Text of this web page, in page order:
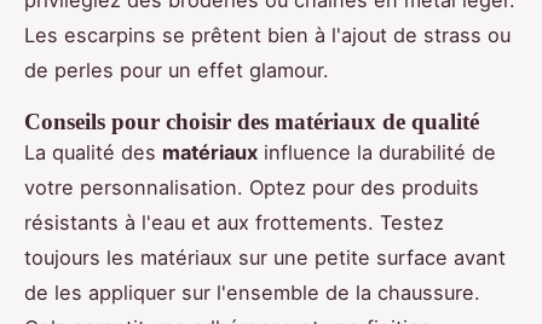
Les escarpins se prêtent bien à l'ajout de strass ou
de perles pour un effet glamour.
Conseils pour choisir des matériaux de qualité
La qualité des matériaux influence la durabilité de
votre personnalisation. Optez pour des produits
résistants à l'eau et aux frottements. Testez
toujours les matériaux sur une petite surface avant
de les appliquer sur l'ensemble de la chaussure.